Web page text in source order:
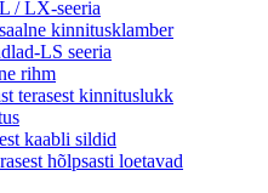
/ LX-seeria
kinnitusklamber
LS seeria
rihm
terasest kinnituslukk
kaabli sildid
hõlpsasti loetavad